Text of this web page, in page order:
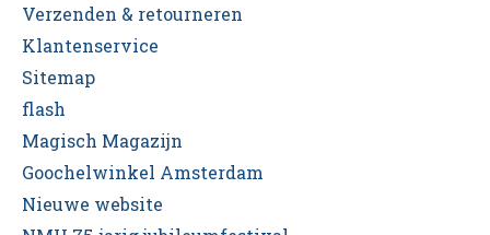
Verzenden & retourneren
Klantenservice
Sitemap
flash
Magisch Magazijn
Goochelwinkel Amsterdam
Nieuwe website